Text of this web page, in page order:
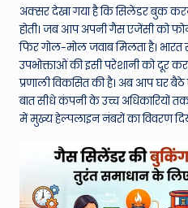
अक्सर देखा गया है कि सिलेंडर बुक
होती। जब आप अपनी गैस एजेंसी को
फिर गोल-मोल जवाब मिलता है।
उपभोक्ताओं की इसी परेशानी को दूर
प्रणाली विकसित की है। अब आप घर
बात सीधे कंपनी के उच्च अधिकारियों
में मुख्य हेल्पलाइन नंबरों का विवरण